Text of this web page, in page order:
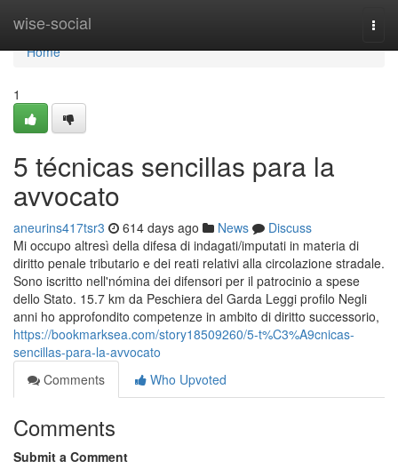
wise-social
Home
Home
1
5 técnicas sencillas para la
avvocato
aneurins417tsr3 614 days ago News
Discuss
Mi occupo altresì della difesa di indagati/imputati in materia di
diritto penale tributario e dei reati relativi alla circolazione stradale.
Sono iscritto nell'nómina dei difensori per il patrocinio a spese
dello Stato. 15.7 km da Peschiera del Garda Leggi profilo Negli
anni ho approfondito competenze in ambito di diritto successorio,
https://bookmarksea.com/story18509260/5-t%C3%A9cnicas-
sencillas-para-la-avvocato
Comments
Who Upvoted
Comments
Submit a Comment